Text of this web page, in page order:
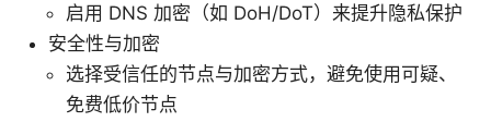
启用 DNS 加密（如 DoH/DoT）来提升隐私保护
安全性与加密
选择受信任的节点与加密方式，避免使用可疑、
免费低价节点